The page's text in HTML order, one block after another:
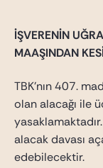
İŞVERENİN
MAAŞINDAN
TBK’nın 407.
olan alacağı ile
alacak davası
edebilecektir.